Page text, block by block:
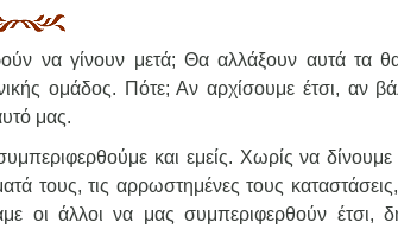
να γίνουν μετά; Θα αλλάξουν αυτά τα
ομάδος. Πότε; Αν αρχίσουμε έτσι, αν
μας.
και εμείς. Χωρίς να δίνουμε
τους, τις αρρωστημένες τους
οι άλλοι να μας συμπεριφερθούν έτσι,